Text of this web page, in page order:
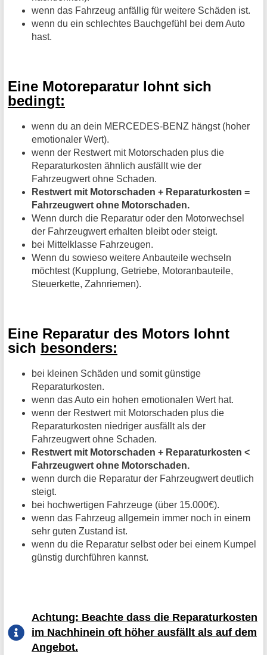
wenn das Fahrzeug anfällig für weitere Schäden ist.
wenn du ein schlechtes Bauchgefühl bei dem Auto
hast.
Eine Motoreparatur lohnt sich
bedingt:
wenn du an dein MERCEDES-BENZ hängst (hoher
emotionaler Wert).
wenn der Restwert mit Motorschaden plus die
Reparaturkosten ähnlich ausfällt wie der
Fahrzeugwert ohne Schaden.
Restwert mit Motorschaden + Reparaturkosten =
Fahrzeugwert ohne Motorschaden.
Wenn durch die Reparatur oder den Motorwechsel
der Fahrzeugwert erhalten bleibt oder steigt.
bei Mittelklasse Fahrzeugen.
Wenn du sowieso weitere Anbauteile wechseln
möchtest (Kupplung, Getriebe, Motoranbauteile,
Steuerkette, Zahnriemen).
Eine Reparatur des Motors lohnt
sich besonders:
bei kleinen Schäden und somit günstige
Reparaturkosten.
wenn das Auto ein hohen emotionalen Wert hat.
wenn der Restwert mit Motorschaden plus die
Reparaturkosten niedriger ausfällt als der
Fahrzeugwert ohne Schaden.
Restwert mit Motorschaden + Reparaturkosten <
Fahrzeugwert ohne Motorschaden.
wenn durch die Reparatur der Fahrzeugwert deutlich
steigt.
bei hochwertigen Fahrzeuge (über 15.000€).
wenn das Fahrzeug allgemein immer noch in einem
sehr guten Zustand ist.
wenn du die Reparatur selbst oder bei einem Kumpel
günstig durchführen kannst.
Achtung: Beachte dass die Reparaturkosten
im Nachhinein oft höher ausfällt als auf dem
Angebot.